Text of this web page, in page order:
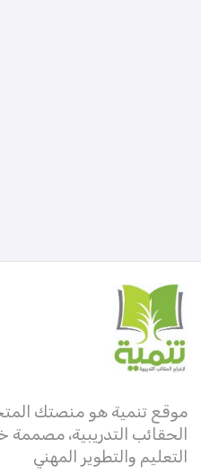
موقع تنمية هو منصتك
الحقائب التدريبية،
التعليم والتطوير المهني